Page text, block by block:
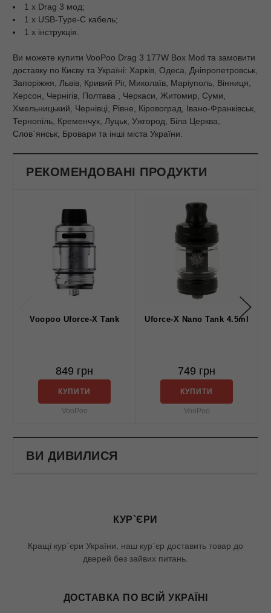
1 x Drag 3 мод;
1 x USB-Type-C кабель;
1 х інструкція.
Ви можете купити VooPoo Drag 3 177W Box Mod та замовити
доставку по Києву та Україні: Харків, Одеса, Дніпропетровськ,
Запоріжжя, Львів, Кривий Ріг, Миколаїв, Маріуполь, Вінниця,
Херсон, Чернігів, Полтава , Черкаси, Житомир, Суми,
Хмельницький, Чернівці, Рівне, Кіровоград, Івано-Франківськ,
Тернопіль, Кременчук, Луцьк, Ужгород, Біла Церква,
Слов`янськ, Бровари та інші міста України.
РЕКОМЕНДОВАНІ ПРОДУКТИ
Voopoo Uforce-X Tank
849 грн
КУПИТИ
VooPoo
Uforce-X Nano Tank 4.5ml
749 грн
КУПИТИ
VooPoo
ВИ ДИВИЛИСЯ
КУР`ЄРИ
Кращі кур`єри України, наш кур`єр доставить товар до
дверей без зайвих питань.
ДОСТАВКА ПО ВСІЙ УКРАЇНІ